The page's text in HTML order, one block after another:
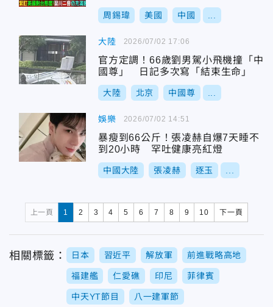
周錫瑋 美國 中國
大陸
官方定調！66歲劉男駕小飛機撞「中
國尊」 日記多次寫「結束生命」
大陸 北京 中國尊
2026/07/02 17:06
娛樂
暴瘦到66公斤！張凌赫自爆7天睡不
到20小時 罕吐健康亮紅燈
中國大陸 張凌赫 逐玉
2026/07/02 14:51
上一頁 1 2 3 4 5 6 7 8 9 10 下一頁
相關標籤： 日本 習近平 解放軍 前進戰略高地
福建艦 仁愛礁 印尼 菲律賓
中天YT節目 八一建軍節